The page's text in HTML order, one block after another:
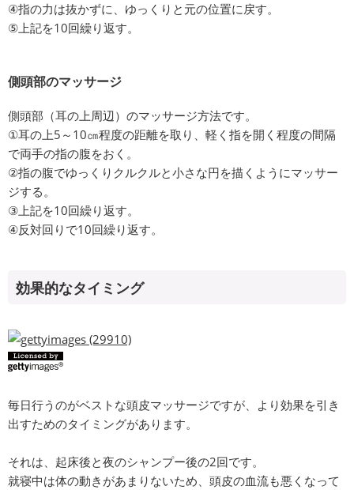
④指の力は抜かずに、ゆっくりと元の位置に戻す。
⑤上記を10回繰り返す。
側頭部のマッサージ
側頭部（耳の上周辺）のマッサージ方法です。
①耳の上5～10㎝程度の距離を取り、軽く指を開く程度の間隔
で両手の指の腹をおく。
②指の腹でゆっくりクルクルと小さな円を描くようにマッサー
ジする。
③上記を10回繰り返す。
④反対回りで10回繰り返す。
効果的なタイミング
毎日行うのがベストな頭皮マッサージですが、より効果を引き
出すためのタイミングがあります。
それは、起床後と夜のシャンプー後の2回です。
就寝中は体の動きがあまりないため、頭皮の血流も悪くなって